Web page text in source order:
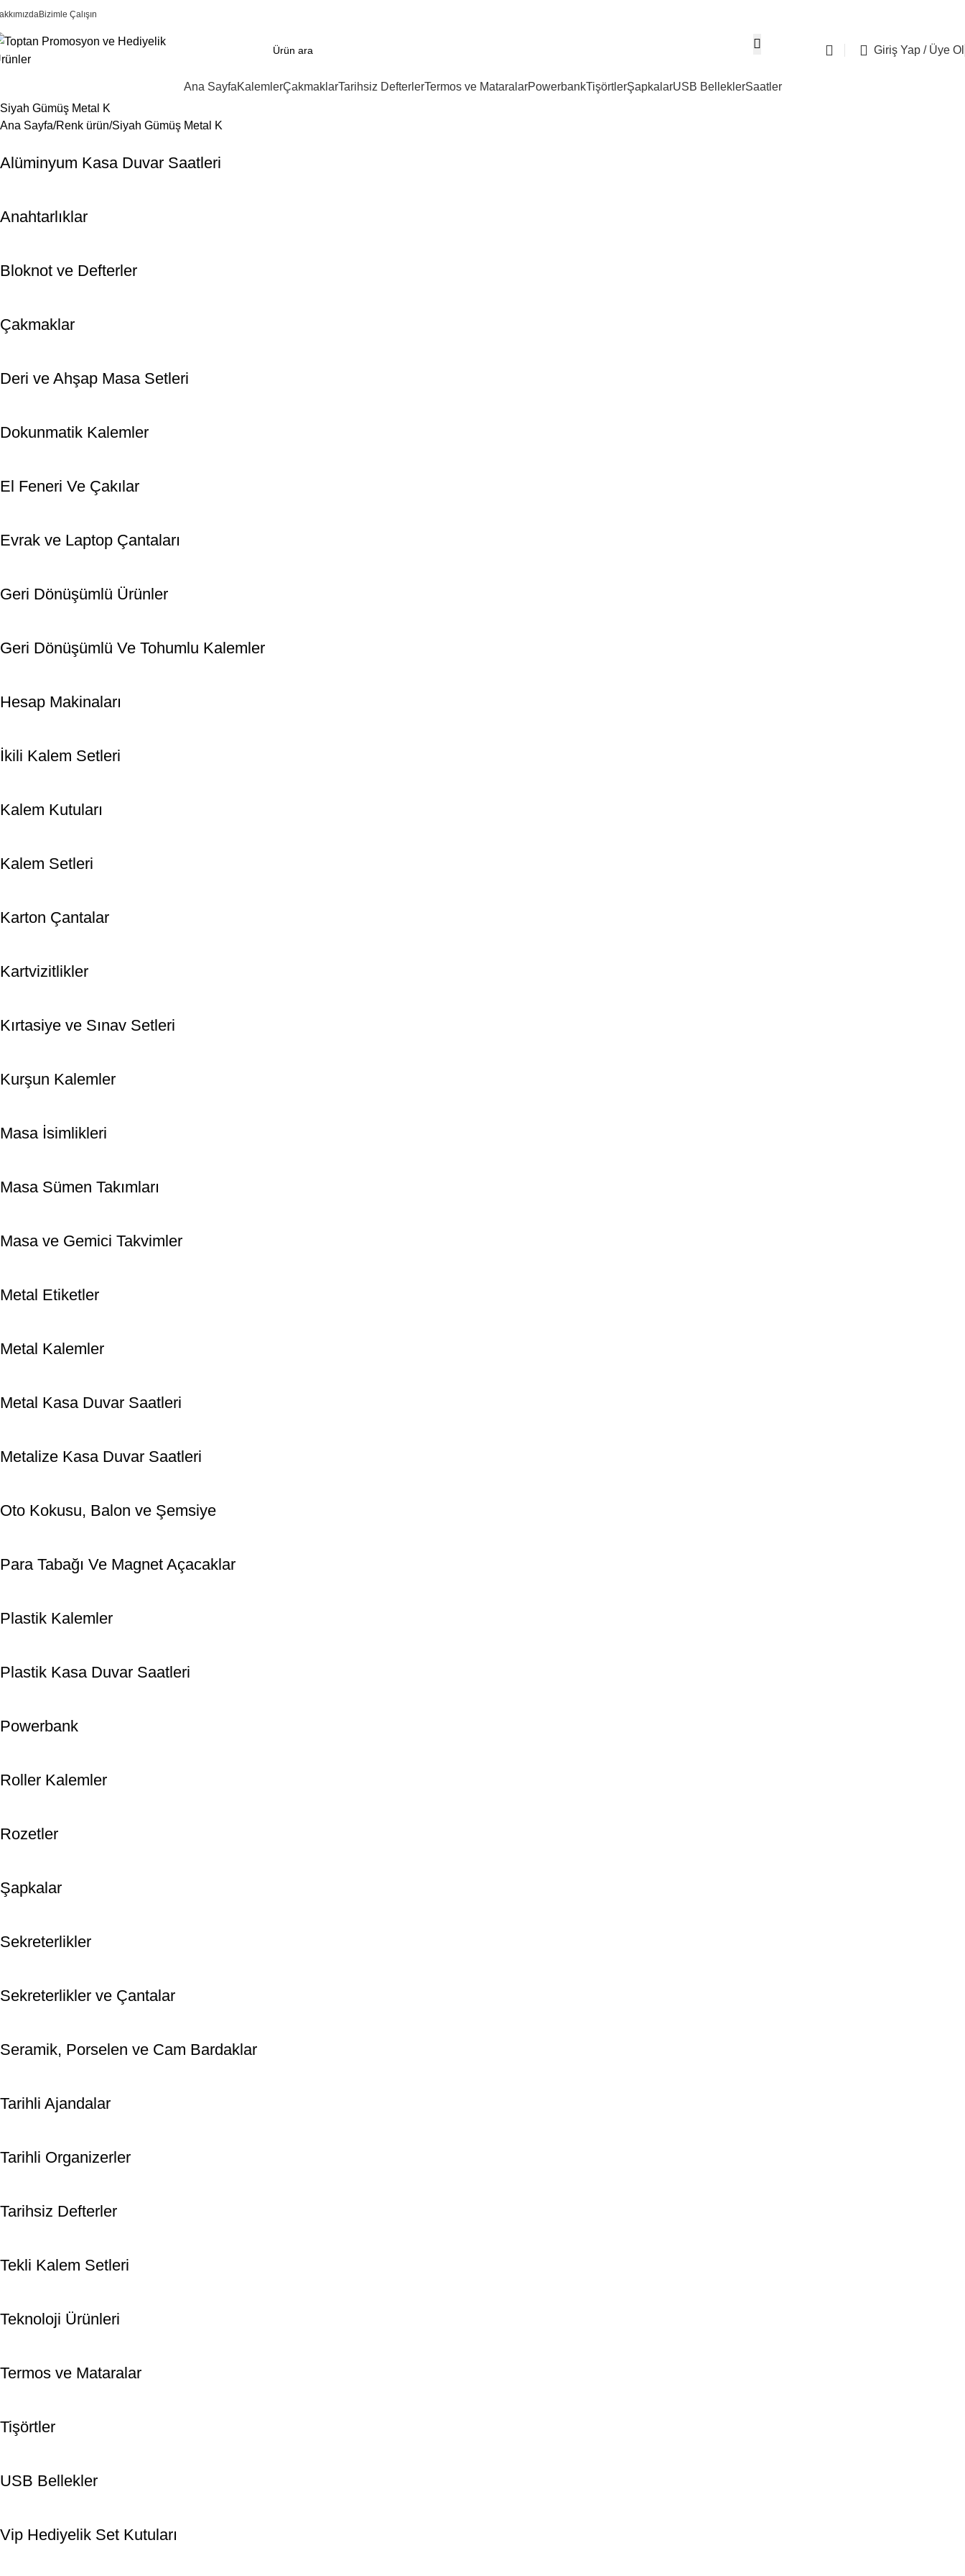
Bizimle Çalışın
Giriş Yap / Üye Ol
Ana SayfaKalemlerÇakmaklarTarihsiz DefterlerTermos ve MataralarPowerbankTişörtlerŞapkalarUSB BelleklerSaatler
Siyah Gümüş Metal K
Ana Sayfa Renk ürün Siyah Gümüş Metal K
Alüminyum Kasa Duvar Saatleri
Anahtarlıklar
Bloknot ve Defterler
Çakmaklar
Deri ve Ahşap Masa Setleri
Dokunmatik Kalemler
El Feneri Ve Çakılar
Evrak ve Laptop Çantaları
Geri Dönüşümlü Ürünler
Geri Dönüşümlü Ve Tohumlu Kalemler
Hesap Makinaları
İkili Kalem Setleri
Kalem Kutuları
Kalem Setleri
Karton Çantalar
Kartvizitlikler
Kırtasiye ve Sınav Setleri
Kurşun Kalemler
Masa İsimlikleri
Masa Sümen Takımları
Masa ve Gemici Takvimler
Metal Etiketler
Metal Kalemler
Metal Kasa Duvar Saatleri
Metalize Kasa Duvar Saatleri
Oto Kokusu, Balon ve Şemsiye
Para Tabağı Ve Magnet Açacaklar
Plastik Kalemler
Plastik Kasa Duvar Saatleri
Powerbank
Roller Kalemler
Rozetler
Şapkalar
Sekreterlikler
Sekreterlikler ve Çantalar
Seramik, Porselen ve Cam Bardaklar
Tarihli Ajandalar
Tarihli Organizerler
Tarihsiz Defterler
Tekli Kalem Setleri
Teknoloji Ürünleri
Termos ve Mataralar
Tişörtler
USB Bellekler
Vip Hediyelik Set Kutuları